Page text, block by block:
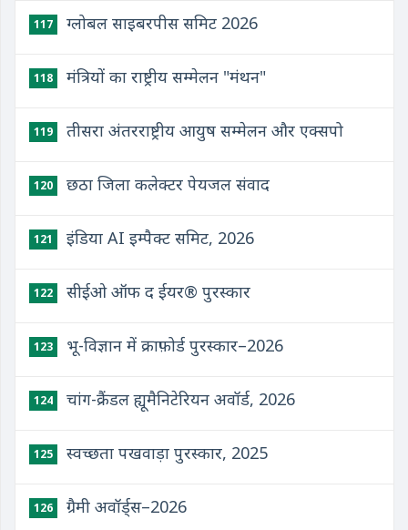
117 ग्लोबल साइबरपीस समिट 2026
118 मंत्रियों का राष्ट्रीय सम्मेलन "मंथन"
119 तीसरा अंतरराष्ट्रीय आयुष सम्मेलन और एक्सपो
120 छठा जिला कलेक्टर पेयजल संवाद
121 इंडिया AI इम्पैक्ट समिट, 2026
122 सीईओ ऑफ द ईयर® पुरस्कार
123 भू-विज्ञान में क्राफ़ोर्ड पुरस्कार–2026
124 चांग-क्रैंडल ह्यूमैनिटेरियन अवॉर्ड, 2026
125 स्वच्छता पखवाड़ा पुरस्कार, 2025
126 ग्रैमी अवॉर्ड्स–2026